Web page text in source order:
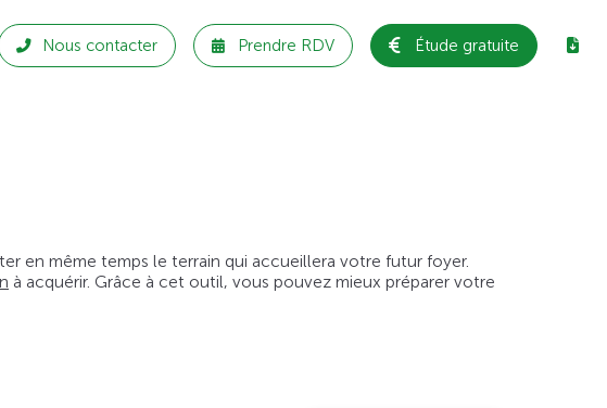
Nous contacter Prendre RDV Étude gratuite
en même temps le terrain qui accueillera votre futur foyer.
à acquérir. Grâce à cet outil, vous pouvez mieux préparer votre